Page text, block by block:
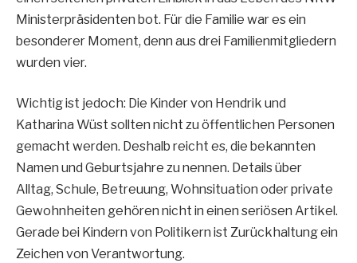
Ministerpräsidenten bot. Für die Familie war es ein
besonderer Moment, denn aus drei Familienmitgliedern
wurden vier.
Wichtig ist jedoch: Die Kinder von Hendrik und
Katharina Wüst sollten nicht zu öffentlichen Personen
gemacht werden. Deshalb reicht es, die bekannten
Namen und Geburtsjahre zu nennen. Details über
Alltag, Schule, Betreuung, Wohnsituation oder private
Gewohnheiten gehören nicht in einen seriösen Artikel.
Gerade bei Kindern von Politikern ist Zurückhaltung ein
Zeichen von Verantwortung.